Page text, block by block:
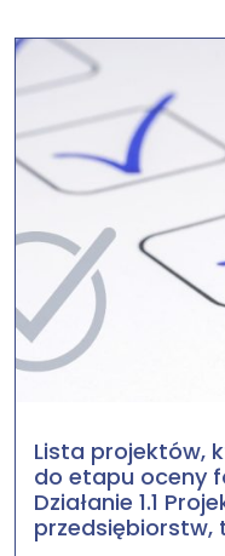
Lista projektów,
do etapu oceny
Działanie 1.1
przedsiębiorstw,